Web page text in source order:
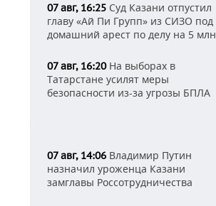
07 авг, 16:25 Суд Казани отпустил
главу «Ай Пи Групп» из СИЗО под
домашний арест по делу на 5 млн
07 авг, 16:20На выборах в
Татарстане усилят меры
безопасности из-за угрозы БПЛА
07 авг, 14:06 Владимир Путин
назначил уроженца Казани
замглавы Россотрудничества